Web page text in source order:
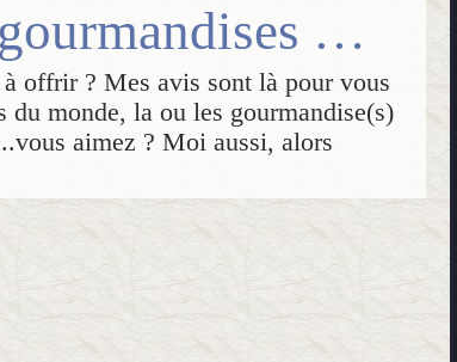
Isabelle Passions : lectures++, gourmandises & créations
offrir ? Mes avis sont là pour vous
du monde, la ou les gourmandise(s)
aimez ? Moi aussi, alors